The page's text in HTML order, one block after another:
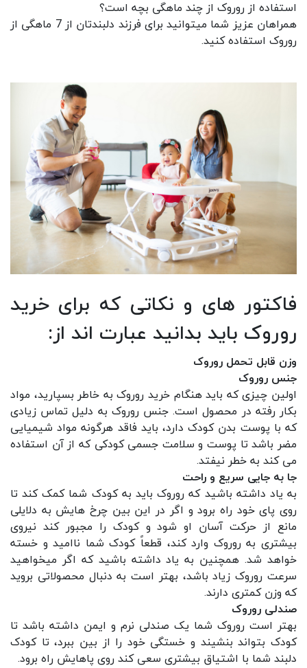
استفاده از روروک از چند ماهگی بچه است؟
همراهان عزیز شما میتوانید برای فرزند دلبندتان از 7 ماهگی از
روروک استفاده کنید.
فاکتور های و نکاتی که برای خرید
روروک باید بدانید عبارت اند از:
وزن قابل تحمل روروک
جنس روروک
اولین چیزی که باید هنگام خرید روروکبه خاطر بسپارید، مواد
بکار رفته در محصول است. جنس روروک به دلیل تماس زیادی
که با پوست بدن کودک دارد، باید فاقد هرگونه مواد شیمیایی
مضر باشد تا پوست و سلامت جسمی کودکی که از آن استفاده
می کند به خطر نیفتد.
جا به جایی سریع و راحت
به یاد داشته باشید که روروک باید به کودک شما کمک کند تا
روی پای خود راه برود و اگر در این بین چرخ هایش به دلایلی
مانع از حرکت آسان او شود و کودک را مجبور کند نیروی
بیشتری به روروک وارد کند، قطعاً کودک شما ناامید و خسته
خواهد شد. همچنین به یاد داشته باشید که اگر میخواهید
سرعت روروک زیاد باشد، بهتر است به دنبال محصولاتی بروید
که وزن کمتری دارند.
صندلی روروک
بهتر است روروک شما یک صندلی نرم و ایمن داشته باشد تا
کودک بتواند بنشیند و خستگی خود را از بین ببرد، تا کودک
دلبند شما با اشتیاق بیشتری سعی کند روی پاهایش راه برود.